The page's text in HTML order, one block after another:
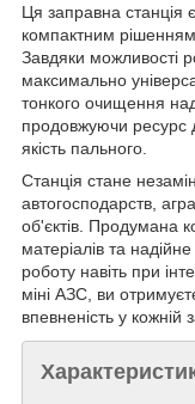
Ця заправна станція
компактним
Завдяки можливості
максимально
тонкого очищення
продовжуючи ресурс
якість пального.
Станція стане
автогосподарств,
об'єктів. Продумана
матеріалів та
роботу навіть при
міні АЗС, ви
впевненість у кожній